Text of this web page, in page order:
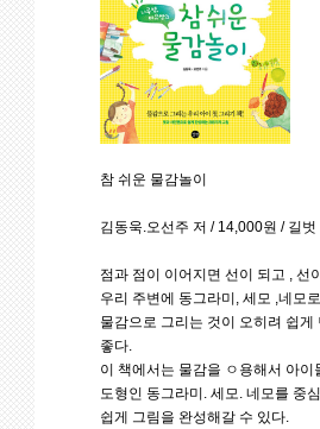
참 쉬운 물감놀이
김동욱.오선주 저 / 14,000원 / 길벗
점과 점이 이어지면 선이 되고 , 선
우리 주변에 동그라미, 세모 ,네모
물감으로 그리는 것이 오히려 쉽
좋다.
이 책에서는 물감을 ㅇ용해서 아
도형인 동그라미. 세모. 네모를 중
쉽게 그림을 완성해갈 수 있다.